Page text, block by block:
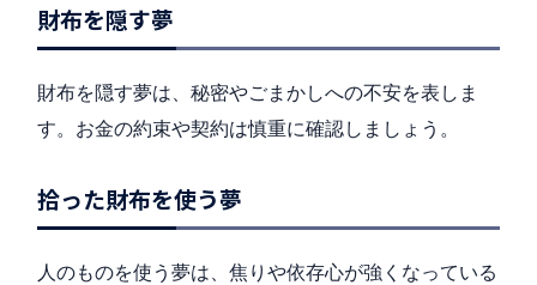
財布を隠す夢
財布を隠す夢は、秘密やごまかしへの不安を表しま
す。お金の約束や契約は慎重に確認しましょう。
拾った財布を使う夢
人のものを使う夢は、焦りや依存心が強くなっている